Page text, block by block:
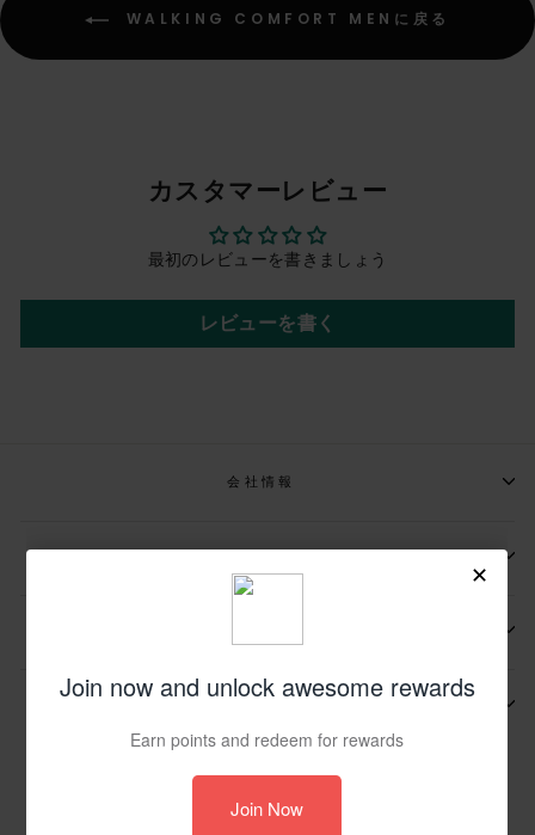
WALKING COMFORT MENに戻る
カスタマーレビュー
最初のレビューを書きましょう
レビューを書く
会社情報
📩メールマガジンの登録